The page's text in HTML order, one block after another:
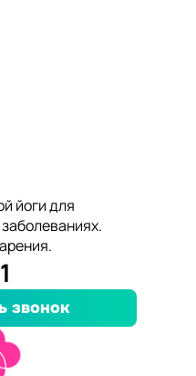
2-го
по
йоги для
звонок